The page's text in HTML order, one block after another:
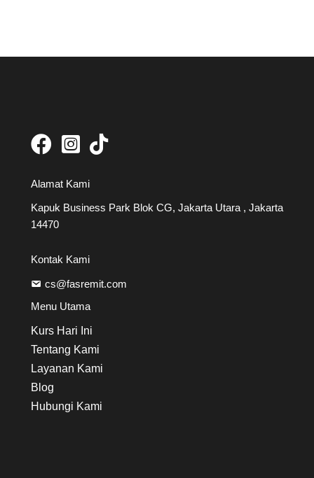
Alamat Kami
Kapuk Business Park Blok CG, Jakarta Utara , Jakarta
14470
Kontak Kami
cs@fasremit.com
Menu Utama
Kurs Hari Ini
Tentang Kami
Layanan Kami
Blog
Hubungi Kami